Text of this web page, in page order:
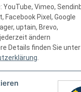
Vimeo,
Facebook Pixel, Google
uptain, Brevo,
ändern
Details finden Sie unter
.